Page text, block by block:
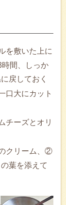
を敷いた上に
間、しっか
戻しておく
口大にカット
チーズとオリ
クリーム、②
葉を添えて